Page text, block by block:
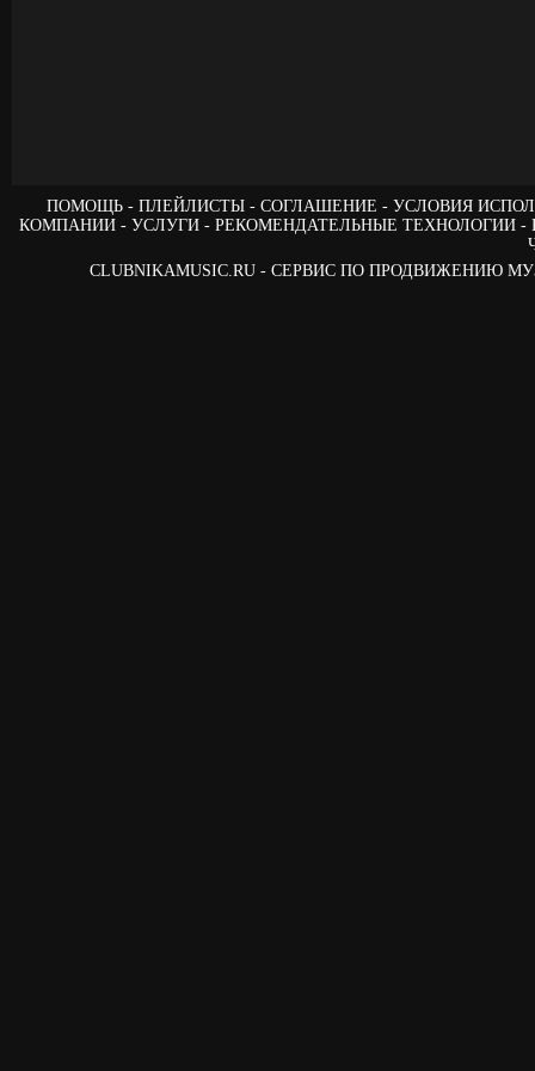
ПОМОЩЬ ПЛЕЙЛИСТЫ СОГЛАШЕНИЕ
УСЛОВИЯ
КОМПАНИИ
УСЛУГИ РЕКОМЕНДАТЕЛЬНЫЕ ТЕХНОЛОГИИ
CLUBNIKAMUSIC.RU - СЕРВИС ПО ПРОДВИЖЕНИЮ